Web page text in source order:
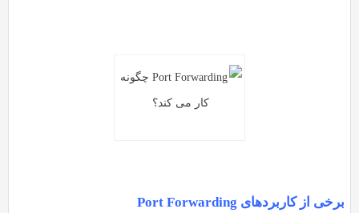
برخی از کاربردهای Port Forwarding